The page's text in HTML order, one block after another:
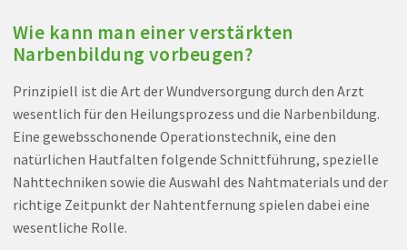
Wie kann man einer verstärkten
Narbenbildung vorbeugen?
Prinzipiell ist die Art der Wundversorgung durch den Arzt
wesentlich für den Heilungsprozess und die Narbenbildung.
Eine gewebsschonende Operationstechnik, eine den
natürlichen Hautfalten folgende Schnittführung, spezielle
Nahttechniken sowie die Auswahl des Nahtmaterials und der
richtige Zeitpunkt der Nahtentfernung spielen dabei eine
wesentliche Rolle.